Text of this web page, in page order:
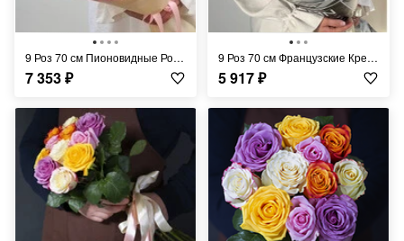
9 Роз 70 см Пионовидные Розовые
7 353₽
9 Роз 70 см Французские Кремовые
5 917₽